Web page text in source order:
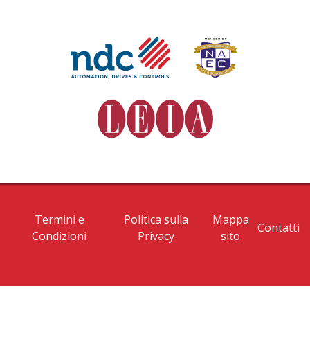
Termini e
Condizioni
Politica sulla
Privacy
Mappa
sito
Contatti